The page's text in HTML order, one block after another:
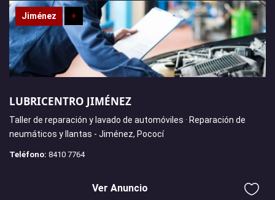
Jiménez +
LUBRICENTRO JIMÉNEZ
Taller de reparación y lavado de automóviles · Reparación de
neumáticos y llantas - Jiménez, Pococí
Teléfono: 8410 7764
Ver Anuncio